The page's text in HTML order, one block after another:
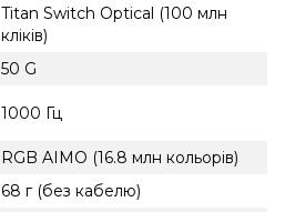
Titan Switch Optical (100 млн
кліків)
50 G
1000 Гц
RGB AIMO (16.8 млн кольорів)
68 г (без кабелю)